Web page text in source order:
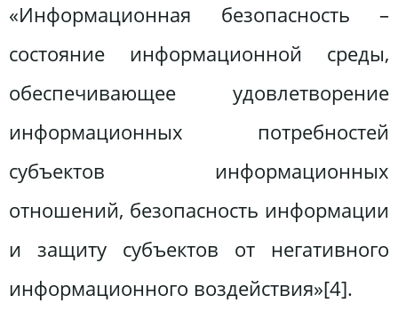
«Информационная безопасность –
состояние информационной среды,
обеспечивающее удовлетворение
информационных потребностей
субъектов информационных
отношений, безопасность информации
и защиту субъектов от негативного
информационного воздействия»[4].